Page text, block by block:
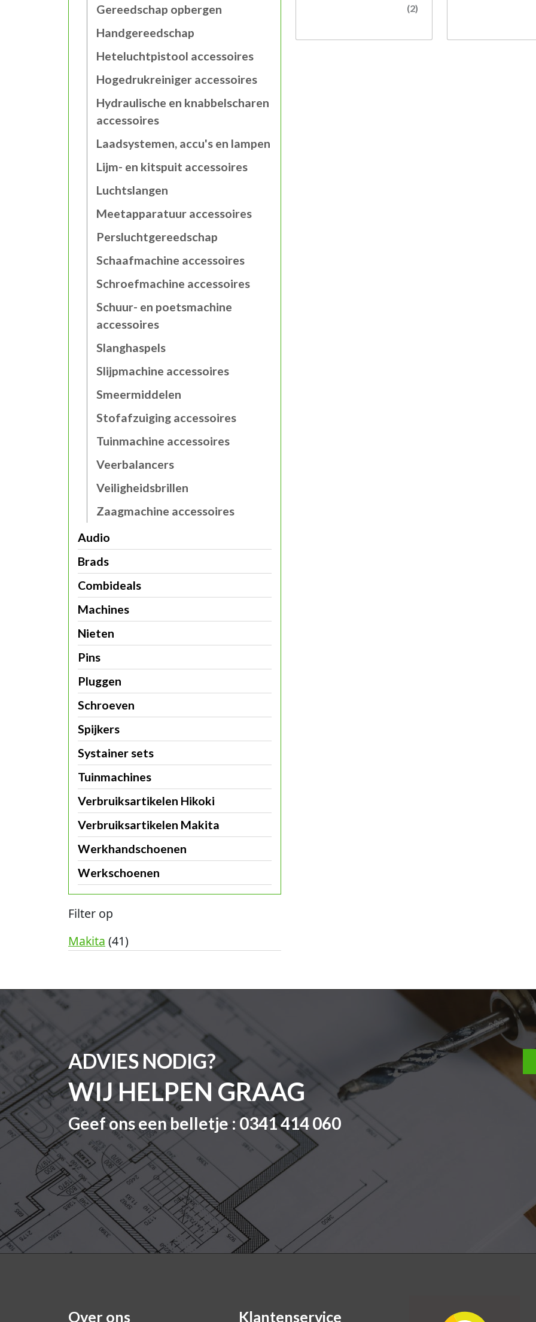
(2)
Gereedschap opbergen
Handgereedschap
Heteluchtpistool accessoires
Hogedrukreiniger accessoires
Hydraulische en knabbelscharen
accessoires
Laadsystemen, accu's en lampen
Lijm- en kitspuit accessoires
Luchtslangen
Meetapparatuur accessoires
Persluchtgereedschap
Schaafmachine accessoires
Schroefmachine accessoires
Schuur- en poetsmachine
accessoires
Slanghaspels
Slijpmachine accessoires
Smeermiddelen
Stofafzuiging accessoires
Tuinmachine accessoires
Veerbalancers
Veiligheidsbrillen
Zaagmachine accessoires
Audio
Brads
Combideals
Machines
Nieten
Pins
Pluggen
Schroeven
Spijkers
Systainer sets
Tuinmachines
Verbruiksartikelen Hikoki
Verbruiksartikelen Makita
Werkhandschoenen
Werkschoenen
Filter op
Makita (41)
ADVIES NODIG?
WIJ HELPEN GRAAG
Geef ons een belletje : 0341 414 060
Over ons Klantenservice